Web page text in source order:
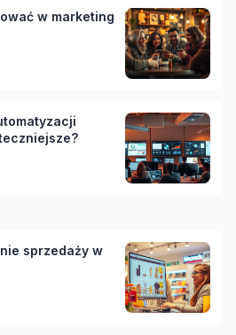
w marketing
sprzedaży w